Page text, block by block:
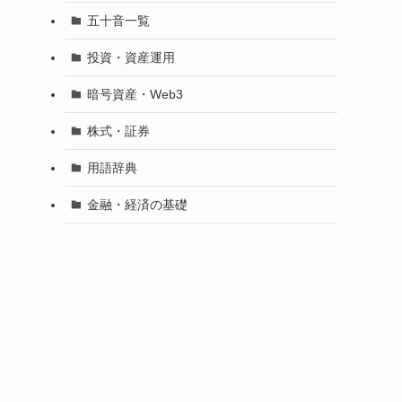
五十音一覧
投資・資産運用
暗号資産・Web3
株式・証券
用語辞典
金融・経済の基礎